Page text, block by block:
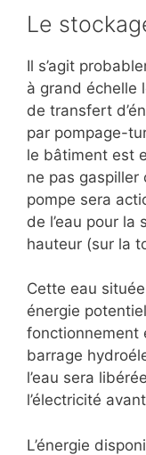
Le
Il s’agit
à grand échelle
de transfert
par pompage-
le bâtiment est
ne pas gaspiller
pompe sera
de l’eau pour la
hauteur (sur la
Cette eau
énergie
fonctionnement
barrage
l’eau sera
l’électricité
L’énergie